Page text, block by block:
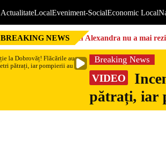
ActualitateLocalEveniment-SocialEconomic Local
BREAKING NEWS Nici Alexandra nu a mai
Breaking News
VIDEO
pătrați, iar